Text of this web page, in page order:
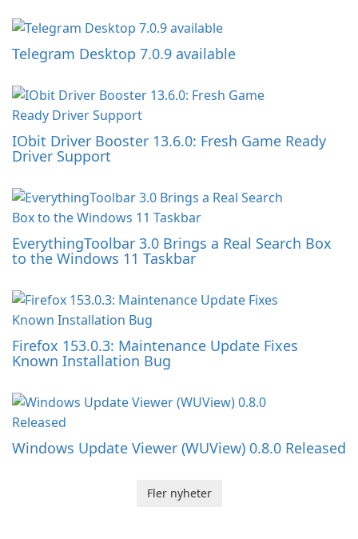
Telegram Desktop 7.0.9 available
IObit Driver Booster 13.6.0: Fresh Game Ready
Driver Support
EverythingToolbar 3.0 Brings a Real Search Box
to the Windows 11 Taskbar
Firefox 153.0.3: Maintenance Update Fixes
Known Installation Bug
Windows Update Viewer (WUView) 0.8.0 Released
Fler nyheter